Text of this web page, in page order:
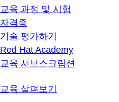
교육 과정 및 시험
자격증
기술 평가하기
Red Hat Academy
교육 서브스크립션
교육 살펴보기